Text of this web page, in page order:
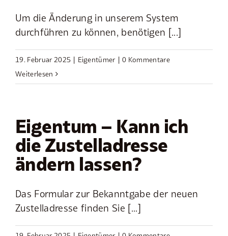
Um die Änderung in unserem System
durchführen zu können, benötigen [...]
19. Februar 2025 Eigentümer
0 Kommentare
Weiterlesen
Eigentum – Kann ich
die Zustelladresse
ändern lassen?
Das Formular zur Bekanntgabe der neuen
Zustelladresse finden Sie [...]